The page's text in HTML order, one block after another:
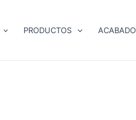
PRODUCTOS